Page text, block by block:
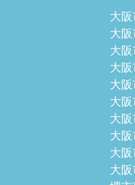
大
大
大
大
大
大
大
大
大
大